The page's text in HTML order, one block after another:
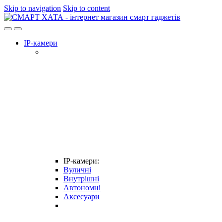
Skip to navigation Skip to content
IP-камери
IP-камери:
Вуличні
Внутрішні
Автономні
Аксесуари